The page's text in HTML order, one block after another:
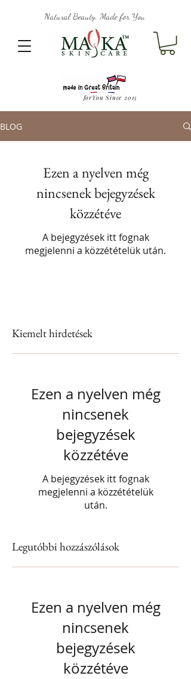
forYou Since 2015
Natural Beauty, Made for You
BLOG
Ezen a nyelven még
nincsenek bejegyzések
közzétéve
A bejegyzések itt fognak
megjelenni a közzétételük után.
Kiemelt hirdetések
Ezen a nyelven még
nincsenek
bejegyzések
közzétéve
A bejegyzések itt fognak
megjelenni a közzétételük
után.
Legutóbbi hozzászólások
Ezen a nyelven még
nincsenek
bejegyzések
közzétéve